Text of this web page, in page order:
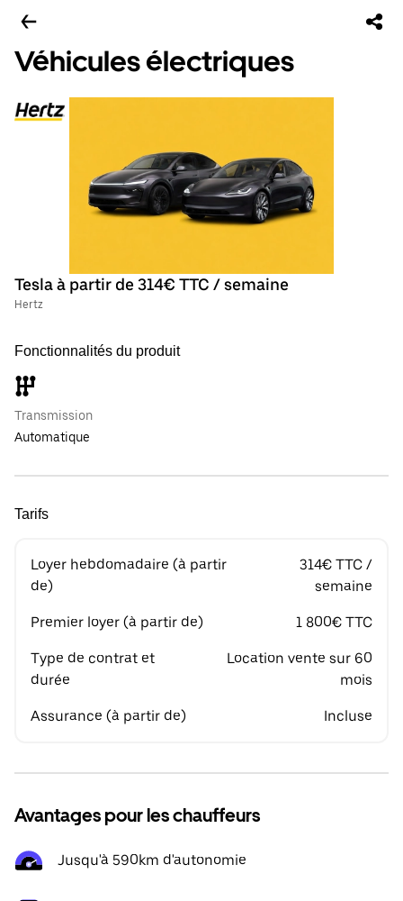
Véhicules électriques
Tesla à partir de 314€ TTC / semaine
Hertz
Fonctionnalités du produit
Transmission
Automatique
Tarifs
Loyer hebdomadaire (à partir
de)
314€ TTC /
semaine
Premier loyer (à partir de) 1 800€ TTC
Type de contrat et
durée
Location vente sur 60
mois
Assurance (à partir de) Incluse
Avantages pour les chauffeurs
Jusqu'à 590km d'autonomie